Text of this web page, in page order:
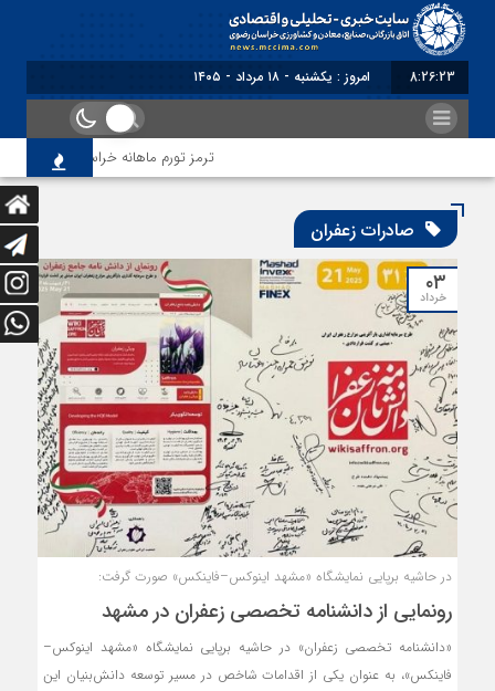
8:26:24 برابر با : Sunday - 9 August - 2026
ترمز تورم ماهانه خراسان رضوی کشیده
صادرات زعفران
۰۳
خرداد
در حاشیه برپایی نمایشگاه «مشهد اینوکس–فاینکس» صورت گرفت:
رونمایی از دانشنامه تخصصی زعفران در مشهد
«دانشنامه تخصصی زعفران» در حاشیه برپایی نمایشگاه «مشهد اینوکس–
فاینکس»، به عنوان یکی از اقدامات شاخص در مسیر توسعه دانش‌بنیان این